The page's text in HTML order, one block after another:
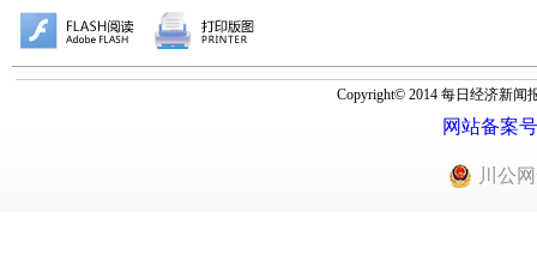
Copyright© 2014 每日经济新
网站备案
川公